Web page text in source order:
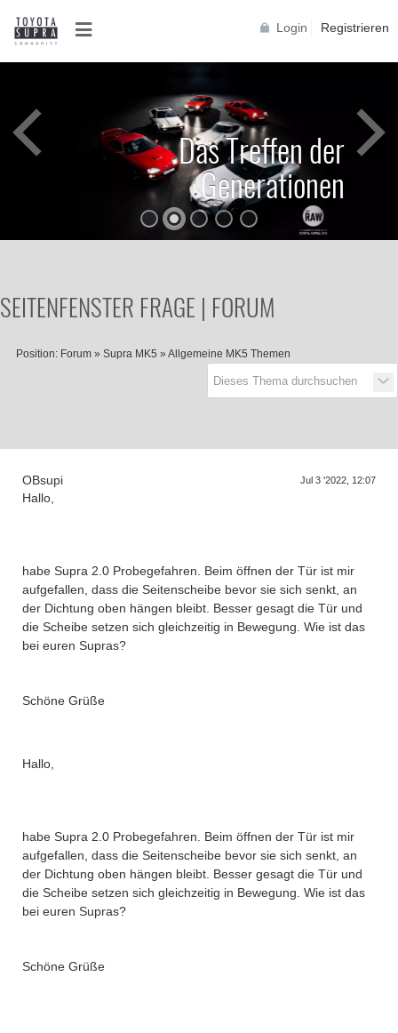
Login Registrieren
D
a
s
T
r
e
f
f
e
n
d
e
r
G
e
n
e
r
a
t
i
o
n
e
n
Das Treffen der
Generationen
SEITENFENSTER FRAGE | FORUM
Position: Forum » Supra MK5 » Allgemeine MK5 Themen
OBsupi Jul 3 '2022, 12:07
Hallo,
habe Supra 2.0 Probegefahren. Beim öffnen der Tür ist mir
aufgefallen, dass die Seitenscheibe bevor sie sich senkt, an
der Dichtung oben hängen bleibt. Besser gesagt die Tür und
die Scheibe setzen sich gleichzeitig in Bewegung. Wie ist das
bei euren Supras?
Schöne Grüße
Hallo,
habe Supra 2.0 Probegefahren. Beim öffnen der Tür ist mir
aufgefallen, dass die Seitenscheibe bevor sie sich senkt, an
der Dichtung oben hängen bleibt. Besser gesagt die Tür und
die Scheibe setzen sich gleichzeitig in Bewegung. Wie ist das
bei euren Supras?
Schöne Grüße